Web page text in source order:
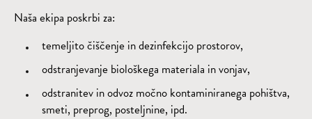
Naša ekipa poskrbi za:
temeljito čiščenje in dezinfekcijo prostorov,
odstranjevanje biološkega materiala in vonjav,
odstranitev in odvoz močno kontaminiranega pohištva,
smeti, preprog, posteljnine, ipd.